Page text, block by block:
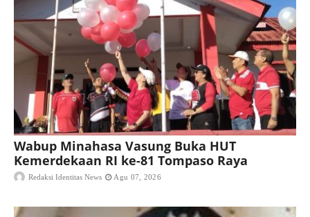
Wabup Minahasa Vasung Buka HUT
Kemerdekaan RI ke-81 Tompaso Raya
Redaksi Identitas News Agu 07, 2026